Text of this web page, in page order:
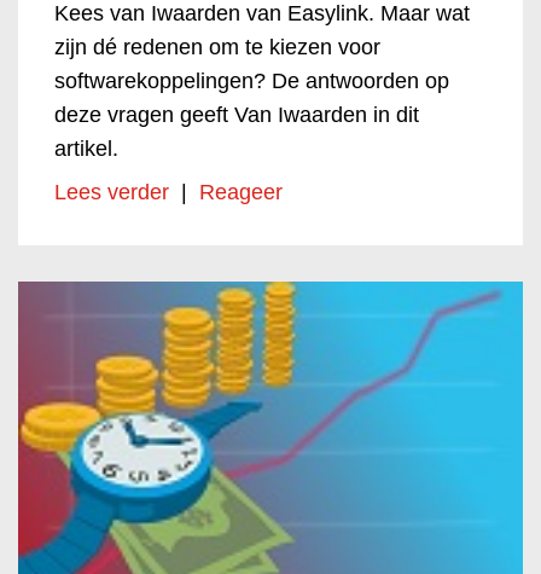
Kees van Iwaarden van Easylink. Maar wat
zijn dé redenen om te kiezen voor
softwarekoppelingen? De antwoorden op
deze vragen geeft Van Iwaarden in dit
artikel.
Lees verder
Reageer